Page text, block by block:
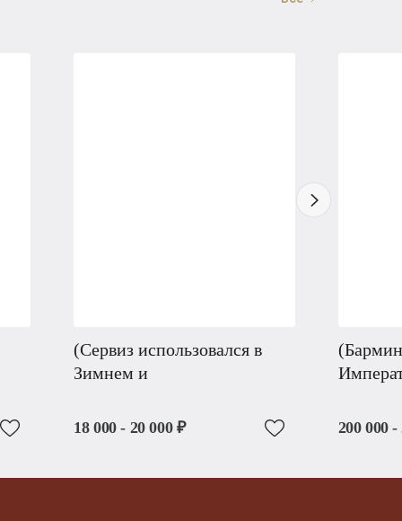
(Сервиз использовался в
Зимнем и
18 000 - 20 000 ₽ 200 000